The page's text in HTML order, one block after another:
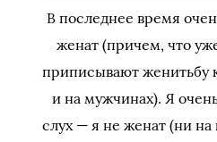
В последнее время
женат (причем, что
приписывают женитьбу
и на мужчинах). Я
слух — я не женат (ни